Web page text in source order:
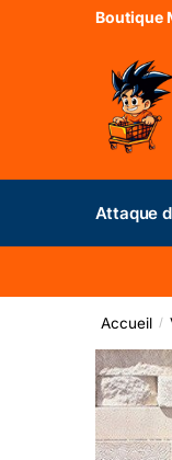
Boutique
Attaque
Accueil /